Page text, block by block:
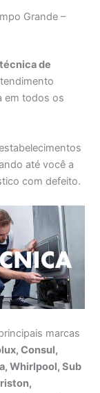
Grande –
de
em todos os
até você a
com defeito.
marcas
Consul,
Whirlpool, Sub